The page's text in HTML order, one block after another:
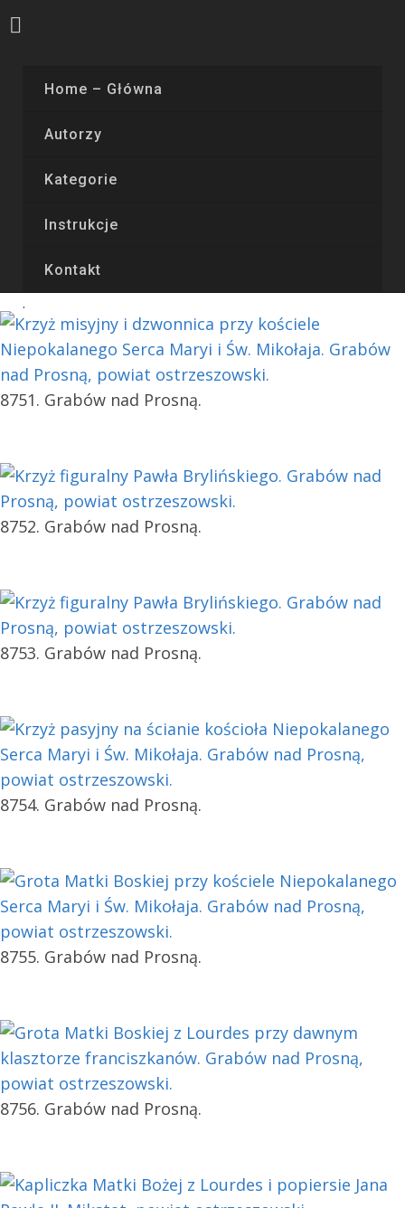
Home – Główna
Autorzy
Kategorie
Instrukcje
Kontakt
8751. Grabów nad Prosną.
8752. Grabów nad Prosną.
8753. Grabów nad Prosną.
8754. Grabów nad Prosną.
8755. Grabów nad Prosną.
8756. Grabów nad Prosną.